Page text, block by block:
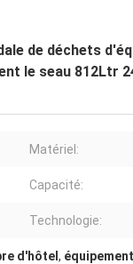
de déchets
le seau 812Ltr
Matériel:
Capacité:
Technologie:
d'hôtel,